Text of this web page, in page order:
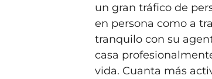
un gran tráfico de
en persona como a
tranquilo con su
casa
vida. Cuanta más